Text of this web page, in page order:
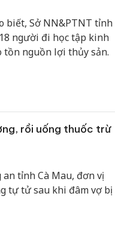
biết, Sở NN&PTNT tỉnh
người đi học tập kinh
tồn nguồn lợi thủy sản.
rồi uống thuốc trừ
tỉnh Cà Mau, đơn vị
tự tử sau khi đâm vợ bị